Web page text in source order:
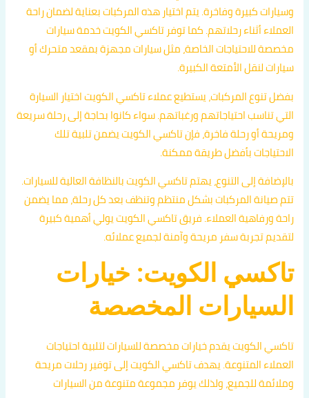
وسيارات كبيرة وفاخرة. يتم اختيار هذه المركبات بعناية لضمان راحة
العملاء أثناء رحلاتهم. كما توفر تاكسي الكويت خدمة سيارات
مخصصة للاحتياجات الخاصة، مثل سيارات مجهزة بمقعد متحرك أو
سيارات لنقل الأمتعة الكبيرة.
بفضل تنوع المركبات، يستطيع عملاء تاكسي الكويت اختيار السيارة
التي تناسب احتياجاتهم ورغباتهم. سواء كانوا بحاجة إلى رحلة سريعة
ومريحة أو رحلة فاخرة، فإن تاكسي الكويت يضمن تلبية تلك
الاحتياجات بأفضل طريقة ممكنة.
بالإضافة إلى التنوع، يهتم تاكسي الكويت بالنظافة العالية للسيارات.
تتم صيانة المركبات بشكل منتظم وتنظف بعد كل رحلة، مما يضمن
راحة ورفاهية العملاء. فريق تاكسي الكويت يولي أهمية كبيرة
لتقديم تجربة سفر مريحة وآمنة لجميع عملائه.
تاكسي الكويت: خيارات
السيارات المخصصة
تاكسي الكويت يقدم خيارات مخصصة للسيارات لتلبية احتياجات
العملاء المتنوعة. يهدف تاكسي الكويت إلى توفير رحلات مريحة
وملائمة للجميع، ولذلك يوفر مجموعة متنوعة من السيارات